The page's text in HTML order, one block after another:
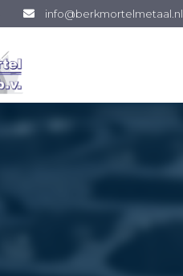
info@berkmortelmetaal.nl